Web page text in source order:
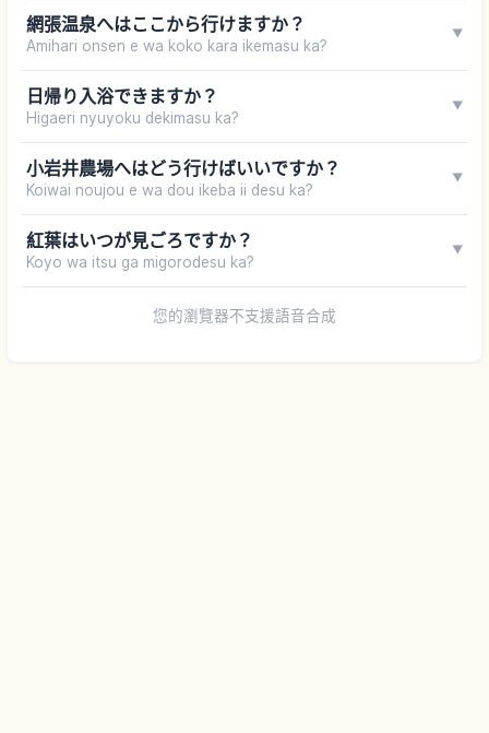
網張温泉へはここから行けますか？
Amihari onsen e wa koko kara ikemasu ka?
▼
日帰り入浴できますか？
Higaeri nyuyoku dekimasu ka?
▼
小岩井農場へはどう行けばいいですか？
Koiwai noujou e wa dou ikeba ii desu ka?
▼
紅葉はいつが見ごろですか？
Koyo wa itsu ga migorodesu ka?
▼
您的瀏覽器不支援語音合成